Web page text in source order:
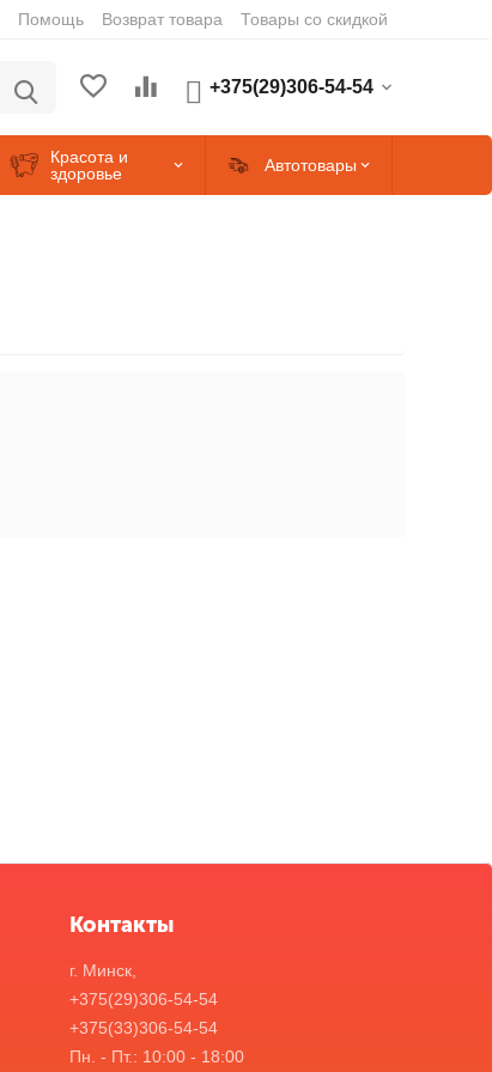
Помощь Возврат товара Товары со скидкой
+375(29)306-54-54
Красота и
здоровье
Автотовары
Контакты
г. Минск,
+375(29)306-54-54
+375(33)306-54-54
Пн. - Пт.: 10:00 - 18:00